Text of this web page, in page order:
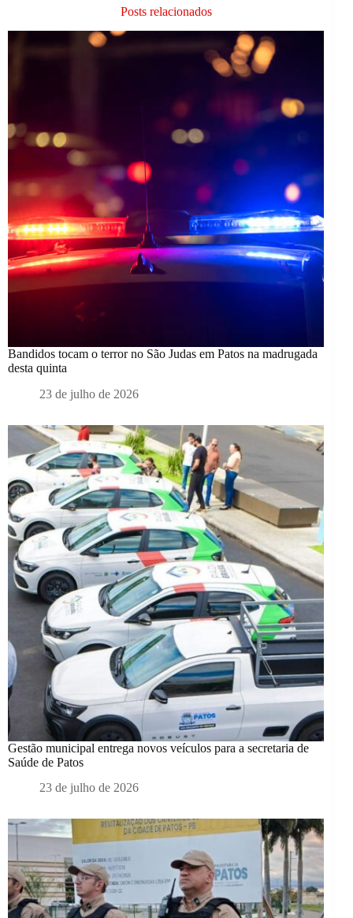
Posts relacionados
Bandidos tocam o terror no São Judas em Patos na madrugada
desta quinta
23 de julho de 2026
Gestão municipal entrega novos veículos para a secretaria de
Saúde de Patos
23 de julho de 2026